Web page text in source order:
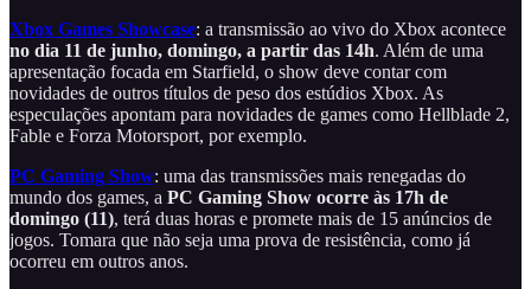
Xbox Games Showcase: a transmissão ao vivo do Xbox acontece
no dia 11 de junho, domingo, a partir das 14h. Além de uma
apresentação focada em Starfield, o show deve contar com
novidades de outros títulos de peso dos estúdios Xbox. As
especulações apontam para novidades de games como Hellblade 2,
Fable e Forza Motorsport, por exemplo.
PC Gaming Show: uma das transmissões mais renegadas do
mundo dos games, a PC Gaming Show ocorre às 17h de
domingo (11), terá duas horas e promete mais de 15 anúncios de
jogos. Tomara que não seja uma prova de resistência, como já
ocorreu em outros anos.